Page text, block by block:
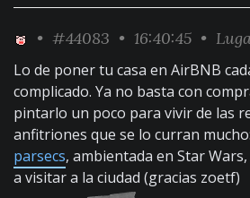
• #44083 • 16:40:45 •
Lo de poner tu casa en AirBNB
complicado. Ya no basta con
pintarlo un poco para vivir de las
anfitriones que se lo curran mucho:
parsecs, ambientada en Star
a visitar a la ciudad (gracias zoetf)